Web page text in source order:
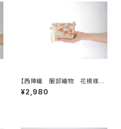
【西陣織 服部織物 花模様
帯リメイクミニポーチ】カードケ
ース、ポーチ小さめ、ジュエリー
¥2,980